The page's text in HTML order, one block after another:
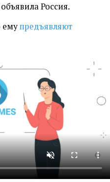
Россия.
емупредъявляют